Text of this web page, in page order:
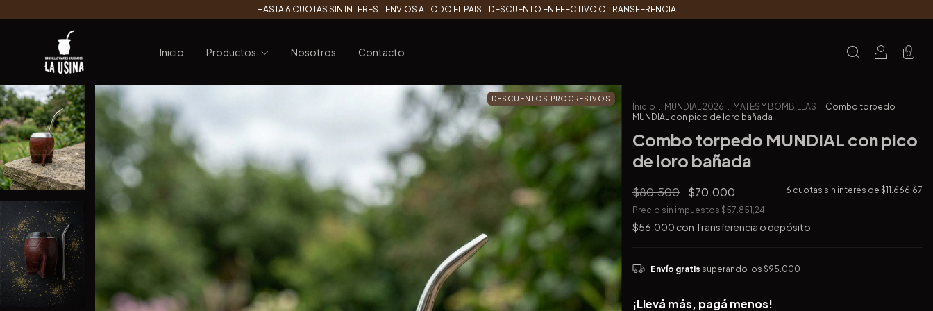
HASTA 6 CUOTAS SIN INTERES - ENVIOS A TODO EL PAIS - DESCUENTO EN EFECTIVO O TRANSFERENCIA
Inicio Productos Nosotros Contacto 0
DESCUENTOS PROGRESIVOS
Inicio . MUNDIAL 2026 . MATES Y BOMBILLAS . Combo torpedo
MUNDIAL con pico de loro bañada
Combo torpedo MUNDIAL con pico
de loro bañada
$80.500 $70.000 6 cuotas sin interés de $11.666,67
Precio sin impuestos $57.851,24
$56.000 con Transferencia o depósito
Envío gratis superando los $95.000
¡Llevá más, pagá menos!